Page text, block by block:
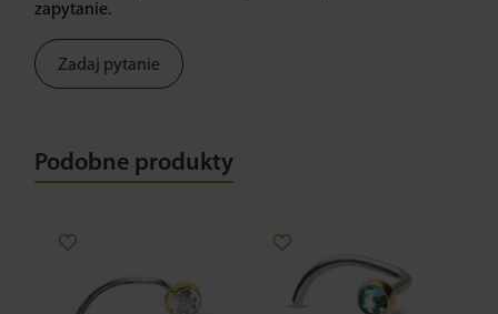
zapytanie.
Zadaj pytanie
Podobne produkty